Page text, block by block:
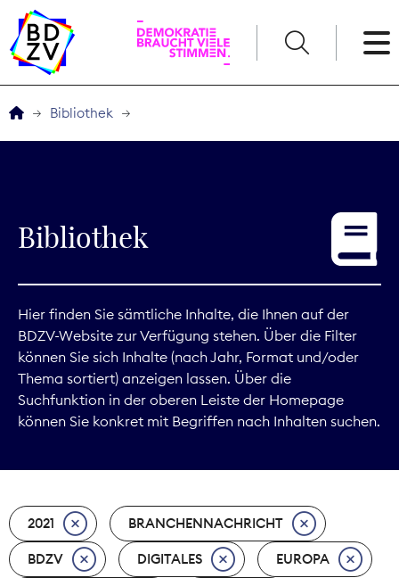
Service
Digitales
Kommunikation
Marktdaten
Nachhaltigkeit
Nachwuchs
Bibliothek
Bibliothek
Hier finden Sie sämtliche Inhalte, die Ihnen auf der
BDZV-Website zur Verfügung stehen. Über die Filter
können Sie sich Inhalte (nach Jahr, Format und/oder
Thema sortiert) anzeigen lassen. Über die
Suchfunktion in der oberen Leiste der Homepage
können Sie konkret mit Begriffen nach Inhalten suchen.
2021 BRANCHENNACHRICHT
BDZV DIGITALES EUROPA